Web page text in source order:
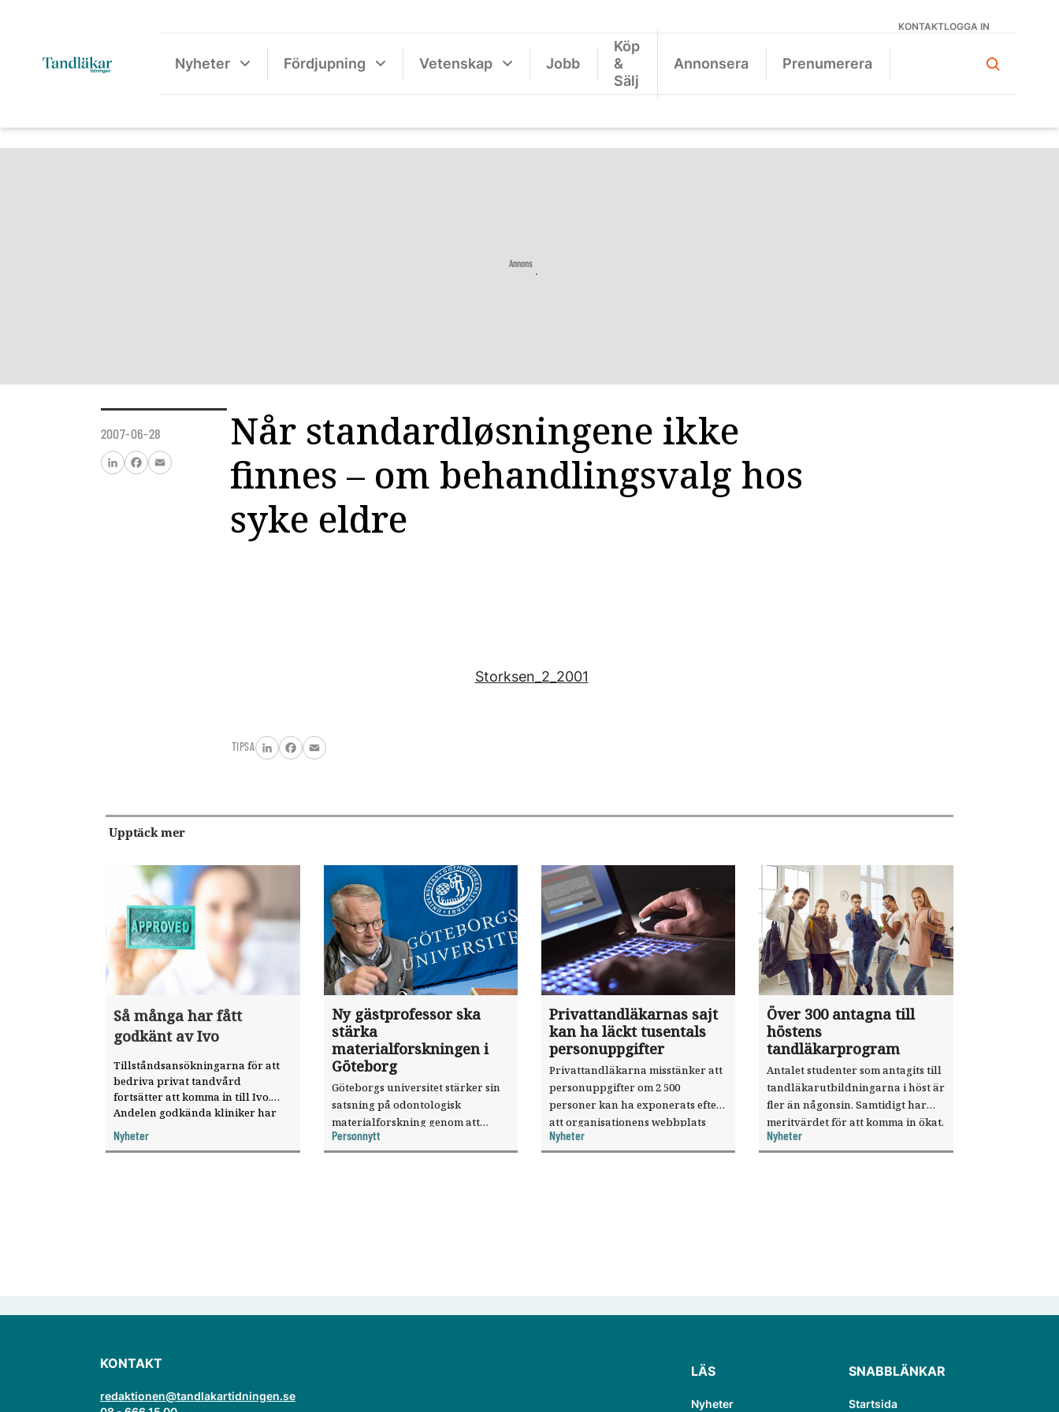
KONTAKTLOGGA IN
Nyheter Fördjupning Vetenskap Jobb
Köp
&
Sälj
Annonsera Prenumerera
Annons
2007-06-28
FacebookEmail
Når standardløsningene ikke
finnes – om behandlingsvalg hos
syke eldre
Storksen_2_2001
TIPSA
LinkedInFacebook
Email
Upptäck mer
Så många har fått
godkänt av Ivo
Tillståndsansökningarna för att
bedriva privat tandvård
fortsätter att komma in till Ivo.
Andelen godkända kliniker har
Nyheter
Ny gästprofessor ska
stärka
materialforskningen i
Göteborg
Göteborgs universitet stärker sin
satsning på odontologisk
materialforskning genom att
knyta forskaren Pekka Vallittu till
verksamheten som gästprofessor.
Personnytt
Privattandläkarnas sajt
kan ha läckt tusentals
personuppgifter
Privattandläkarna misstänker att
personuppgifter om 2 500
personer kan ha exponerats efter
att organisationens webbplats
utnyttjats genom en sårbarhet i ett
publiceringsverktyg.
Nyheter
Över 300 antagna till
höstens
tandläkarprogram
Antalet studenter som antagits till
tandläkarutbildningarna i höst är
fler än någonsin. Samtidigt har
meritvärdet för att komma in ökat.
Nyheter
KONTAKT
redaktionen@tandlakartidningen.se
LÄS
Nyheter
SNABBLÄNKAR
Startsida